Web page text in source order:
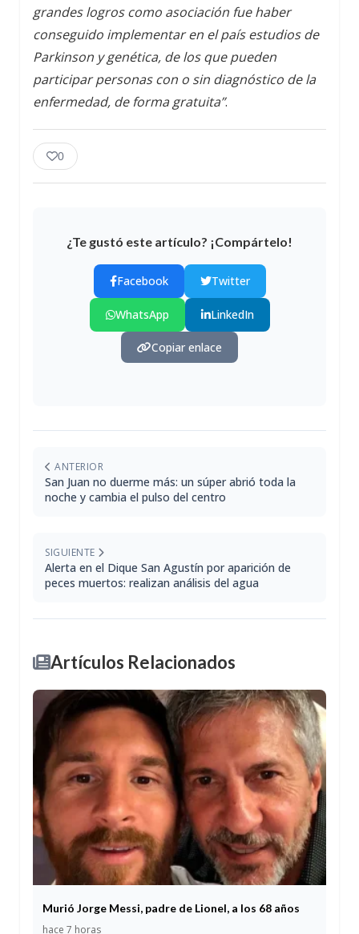
grandes logros como asociación fue haber
conseguido implementar en el país estudios de
Parkinson y genética, de los que pueden
participar personas con o sin diagnóstico de la
enfermedad, de forma gratuita”.
0
¿Te gustó este artículo? ¡Compártelo!
Facebook Twitter
WhatsApp LinkedIn
Copiar enlace
ANTERIOR
San Juan no duerme más: un súper abrió toda la
noche y cambia el pulso del centro
SIGUIENTE
Alerta en el Dique San Agustín por aparición de
peces muertos: realizan análisis del agua
Artículos Relacionados
Murió Jorge Messi, padre de Lionel, a los 68 años
hace 7 horas